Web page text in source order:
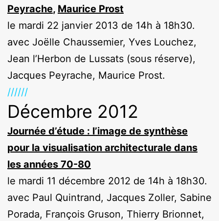
Peyrache, Maurice Prost
le mardi 22 janvier 2013 de 14h à 18h30.
avec Joëlle Chaussemier, Yves Louchez,
Jean l’Herbon de Lussats (sous réserve),
Jacques Peyrache, Maurice Prost.
//////
Décembre 2012
Journée d’étude : l’image de synthèse
pour la visualisation architecturale dans
les années 70-80
le mardi 11 décembre 2012 de 14h à 18h30.
avec Paul Quintrand, Jacques Zoller, Sabine
Porada, François Gruson, Thierry Brionnet,